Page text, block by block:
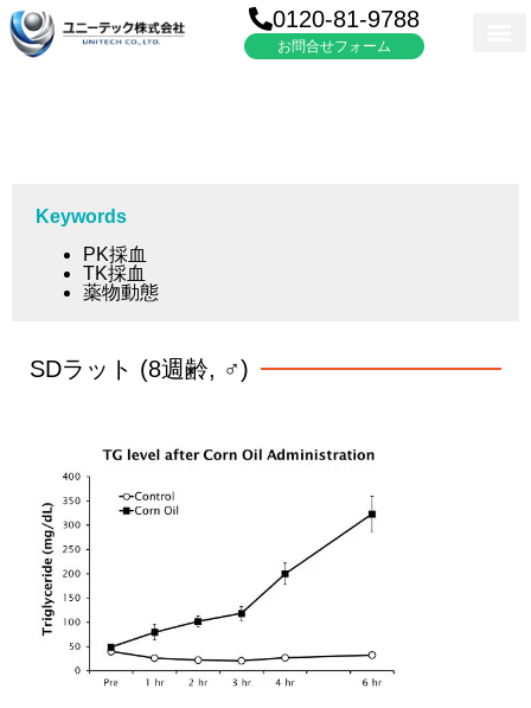
0120-81-9788
お問合せフォーム
Keywords
PK採血
TK採血
薬物動態
SDラット (8週齢, ♂)